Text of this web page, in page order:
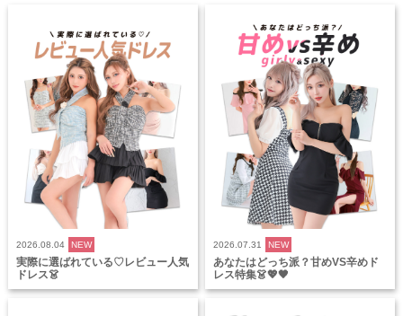
2026.08.04 NEW
実際に選ばれている♡レビュー人気
ドレス👗
2026.07.31 NEW
あなたはどっち派？甘めVS辛めド
レス特集👗💖🖤